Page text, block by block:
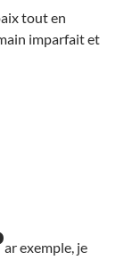
tout en
imparfait et
ar exemple, je